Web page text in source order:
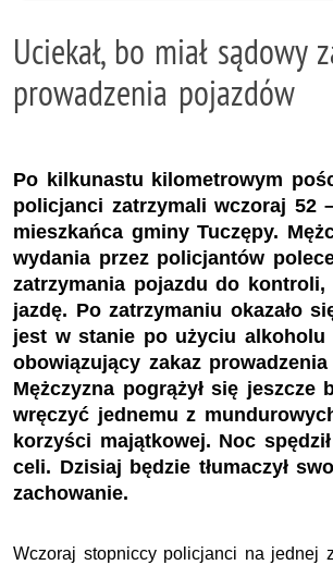
Uciekał, bo miał sądowy
prowadzenia pojazdów
Po kilkunastu kilometrowym
policjanci zatrzymali wczoraj 52
mieszkańca gminy Tuczępy.
wydania przez policjantów
zatrzymania pojazdu do kontroli,
jazdę. Po zatrzymaniu okazało
jest w stanie po użyciu alkoholu
obowiązujący zakaz
Mężczyzna pogrążył się jeszcze
wręczyć jednemu z
korzyści majątkowej. Noc
celi. Dzisiaj będzie tłumaczył
zachowanie.
Wczoraj stopniccy policjanci na jednej